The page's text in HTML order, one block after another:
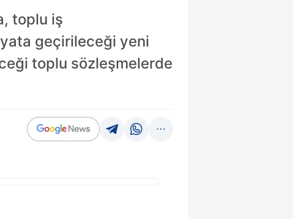
toplu iş
geçirileceği yeni
toplu sözleşmelerde